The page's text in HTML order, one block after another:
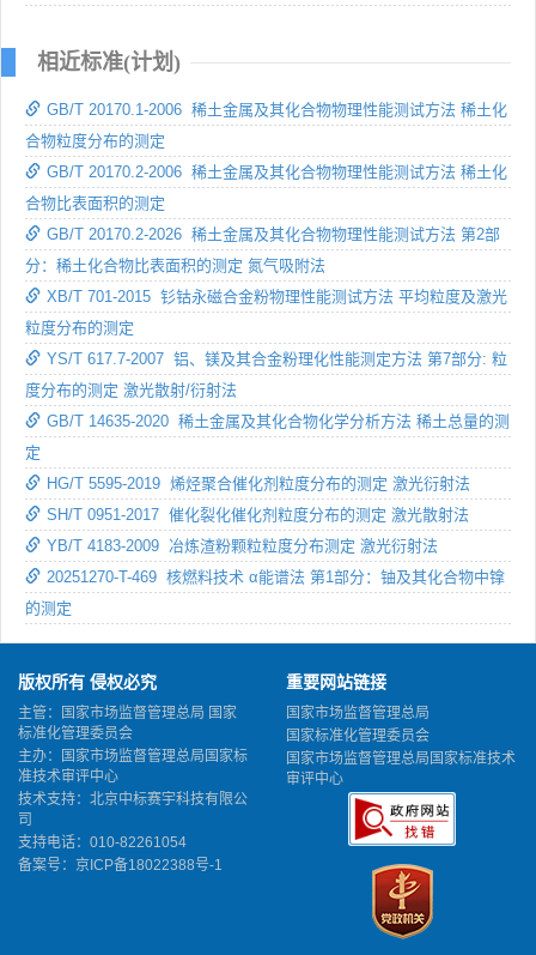
相近标准(计划)
GB/T 20170.1-2006 稀土金属及其化合物物理性能测试方法 稀土化
合物粒度分布的测定
GB/T 20170.2-2006 稀土金属及其化合物物理性能测试方法 稀土化
合物比表面积的测定
GB/T 20170.2-2026 稀土金属及其化合物物理性能测试方法 第2部
分：稀土化合物比表面积的测定 氮气吸附法
XB/T 701-2015 钐钴永磁合金粉物理性能测试方法 平均粒度及激光
粒度分布的测定
YS/T 617.7-2007 铝、镁及其合金粉理化性能测定方法 第7部分: 粒
度分布的测定 激光散射/衍射法
GB/T 14635-2020 稀土金属及其化合物化学分析方法 稀土总量的测
定
HG/T 5595-2019 烯烃聚合催化剂粒度分布的测定 激光衍射法
SH/T 0951-2017 催化裂化催化剂粒度分布的测定 激光散射法
YB/T 4183-2009 冶炼渣粉颗粒粒度分布测定 激光衍射法
20251270-T-469 核燃料技术 α能谱法 第1部分：铀及其化合物中镎
的测定
版权所有 侵权必究
主管：国家市场监督管理总局 国家
标准化管理委员会
主办：国家市场监督管理总局国家标
准技术审评中心
技术支持：北京中标赛宇科技有限公
司
支持电话：010-82261054
备案号： 京ICP备18022388号-1
重要网站链接
国家市场监督管理总局
国家标准化管理委员会
国家市场监督管理总局国家标准技术
审评中心